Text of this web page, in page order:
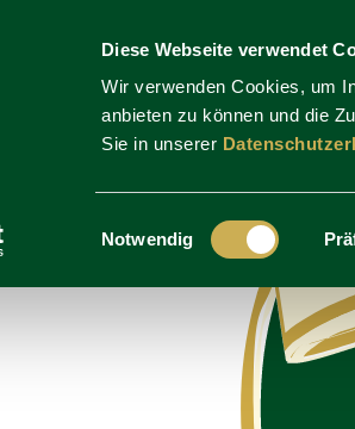
Diese Webseite verwendet
Wir verwenden Cookies, um
anbieten zu können und die
Sie in unserer
Einwilligungsauswahl
Notwendig